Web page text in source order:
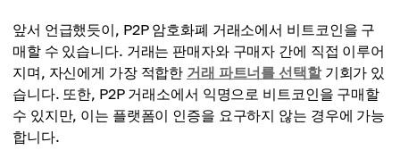
앞서 언급했듯이, P2P 암호화폐 거래소에서 비트코인을 구
매할 수 있습니다. 거래는 판매자와 구매자 간에 직접 이루어
지며, 자신에게 가장 적합한 거래 파트너를 선택할기회가 있
습니다. 또한, P2P 거래소에서 익명으로 비트코인을 구매할
수 있지만, 이는 플랫폼이 인증을 요구하지 않는 경우에 가능
합니다.